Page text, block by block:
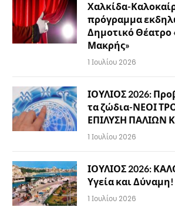
Χαλκίδα-
πρόγραμμα
Δημοτικό Θέατρο
Μακρής»
1 Ιουλίου 2026
ΙΟΥΛΙΟΣ 2026:
τα ζώδια-ΝΕΟΙ
ΕΠΙΛΥΣΗ ΠΑΛΙΩΝ
1 Ιουλίου 2026
ΙΟΥΛΙΟΣ 2026:
Υγεία και Δύναμη!
1 Ιουλίου 2026